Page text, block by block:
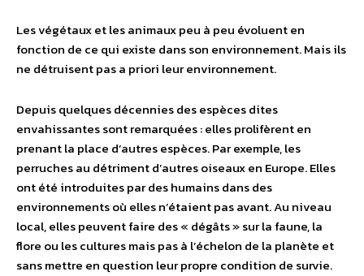
Les végétaux et les animaux peu à peu évoluent en
fonction de ce qui existe dans son environnement. Mais ils
ne détruisent pas a priori leur environnement.
Depuis quelques décennies des espèces dites
envahissantes sont remarquées : elles prolifèrent en
prenant la place d’autres espèces. Par exemple, les
perruches au détriment d’autres oiseaux en Europe. Elles
ont été introduites par des humains dans des
environnements où elles n’étaient pas avant. Au niveau
local, elles peuvent faire des « dégâts » sur la faune, la
flore ou les cultures mais pas à l’échelon de la planète et
sans mettre en question leur propre condition de survie.